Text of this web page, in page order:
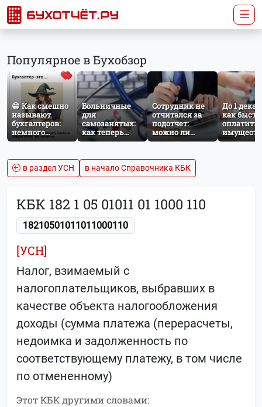
Популярное в Бухобзор
😁 Как смешно
называют
бухгалтеров:
немного
профессионального
Больничные
для
самозанятых:
как теперь
работает
социальное
страхование по
НПД
Сотрудник не
отчитался за
подотчет:
можно ли
удержать
зарплаты?
До 1
как
оплатить
налог за
в раздел УСН
в начало Справочника КБК
КБК 182 1 05 01011 01 1000 110
18210501011011000110
[УСН]
Налог, взимаемый с
налогоплательщиков, выбравших в
качестве объекта налогообложения
доходы (сумма платежа (перерасчеты,
недоимка и задолженность по
соответствующему платежу, в том числе
по отмененному)
Этот КБК другими словами: